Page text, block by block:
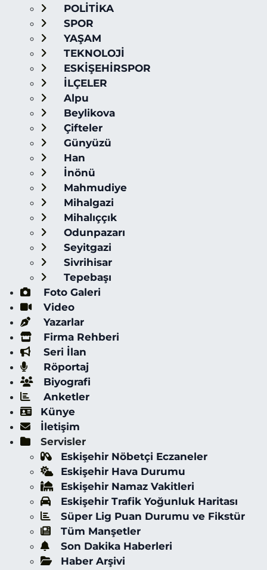
POLİTİKA
SPOR
YAŞAM
TEKNOLOJİ
ESKİŞEHİRSPOR
İLÇELER
Alpu
Beylikova
Çifteler
Günyüzü
Han
İnönü
Mahmudiye
Mihalgazi
Mihalıççık
Odunpazarı
Seyitgazi
Sivrihisar
Tepebaşı
Foto Galeri
Video
Yazarlar
Firma Rehberi
Seri İlan
Röportaj
Biyografi
Anketler
Künye
İletişim
Servisler
Eskişehir Nöbetçi Eczaneler
Eskişehir Hava Durumu
Eskişehir Namaz Vakitleri
Eskişehir Trafik Yoğunluk Haritası
Süper Lig Puan Durumu ve Fikstür
Tüm Manşetler
Son Dakika Haberleri
Haber Arşivi